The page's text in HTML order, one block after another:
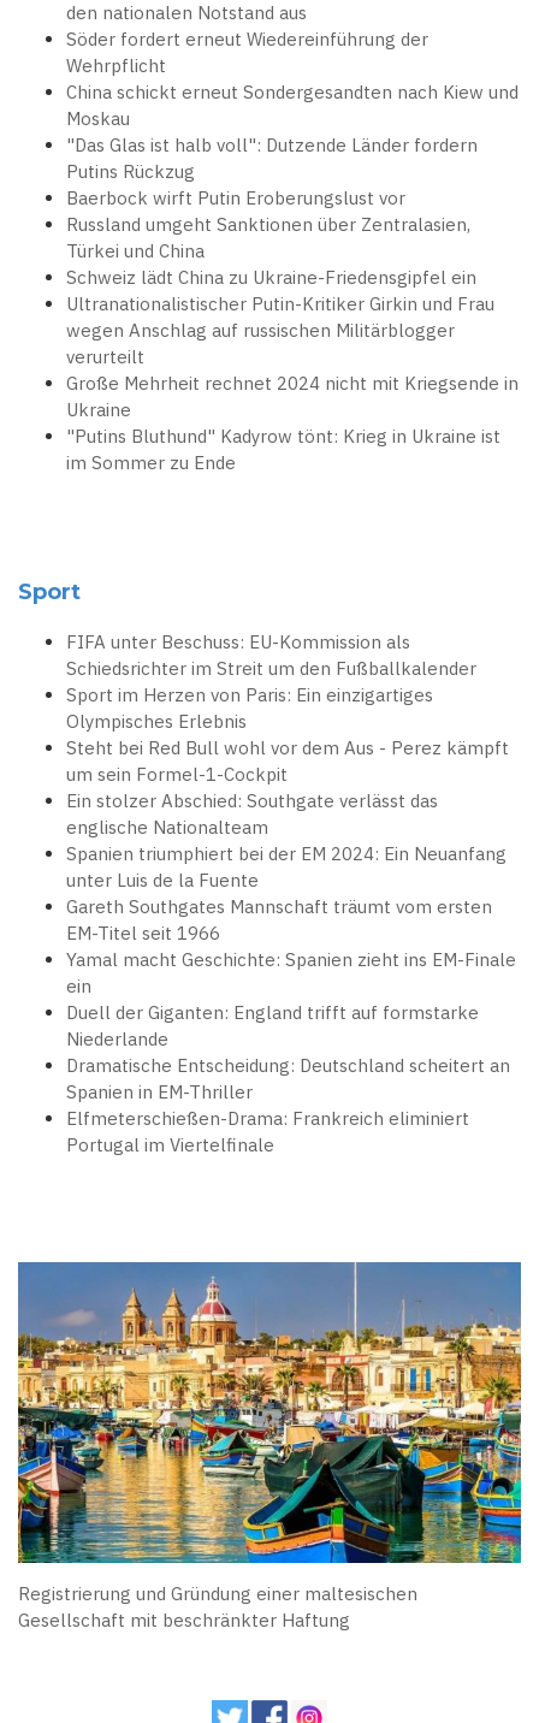
den nationalen Notstand aus
Söder fordert erneut Wiedereinführung der
Wehrpflicht
China schickt erneut Sondergesandten nach Kiew und
Moskau
"Das Glas ist halb voll": Dutzende Länder fordern
Putins Rückzug
Baerbock wirft Putin Eroberungslust vor
Russland umgeht Sanktionen über Zentralasien,
Türkei und China
Schweiz lädt China zu Ukraine-Friedensgipfel ein
Ultranationalistischer Putin-Kritiker Girkin und Frau
wegen Anschlag auf russischen Militärblogger
verurteilt
Große Mehrheit rechnet 2024 nicht mit Kriegsende in
Ukraine
"Putins Bluthund" Kadyrow tönt: Krieg in Ukraine ist
im Sommer zu Ende
Sport
FIFA unter Beschuss: EU-Kommission als
Schiedsrichter im Streit um den Fußballkalender
Sport im Herzen von Paris: Ein einzigartiges
Olympisches Erlebnis
Steht bei Red Bull wohl vor dem Aus - Perez kämpft
um sein Formel-1-Cockpit
Ein stolzer Abschied: Southgate verlässt das
englische Nationalteam
Spanien triumphiert bei der EM 2024: Ein Neuanfang
unter Luis de la Fuente
Gareth Southgates Mannschaft träumt vom ersten
EM-Titel seit 1966
Yamal macht Geschichte: Spanien zieht ins EM-Finale
ein
Duell der Giganten: England trifft auf formstarke
Niederlande
Dramatische Entscheidung: Deutschland scheitert an
Spanien in EM-Thriller
Elfmeterschießen-Drama: Frankreich eliminiert
Portugal im Viertelfinale
Registrierung und Gründung einer maltesischen
Gesellschaft mit beschränkter Haftung